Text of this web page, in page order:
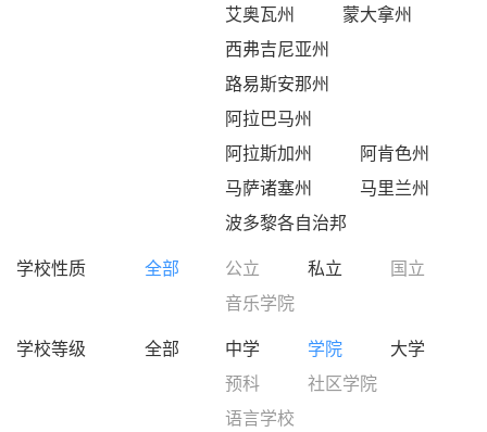
艾奥瓦州
蒙大拿州
西弗吉尼亚州
路易斯安那州
阿拉巴马州
阿拉斯加州
阿肯色州
马萨诸塞州
马里兰州
波多黎各自治邦
学校性质
全部 公立 私立
国立
音乐学院
学校等级
全部 中学 学院
大学
预科
社区学院
语言学校